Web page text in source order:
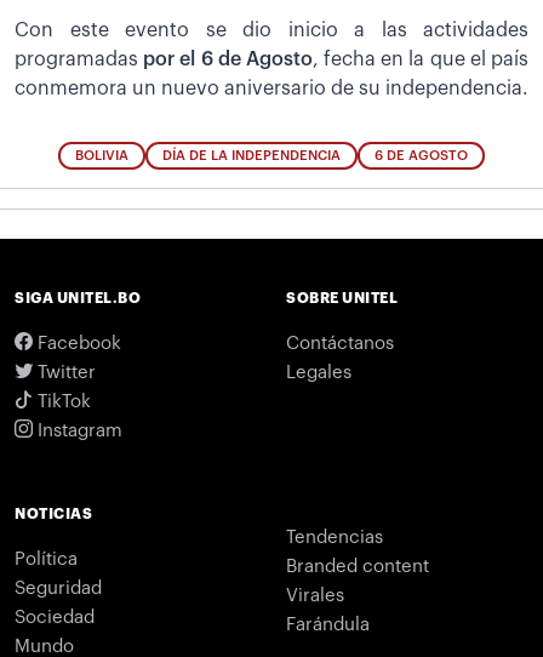
Con este evento se dio inicio a las actividades
programadas por el 6 de Agosto, fecha en la que el país
conmemora un nuevo aniversario de su independencia.
BOLIVIA DÍA DE LA INDEPENDENCIA 6 DE AGOSTO
SIGA UNITEL.BO
Facebook
Twitter
TikTok
Instagram
SOBRE UNITEL
Contáctanos
Legales
NOTICIAS
Política
Seguridad
Sociedad
Mundo
Tendencias
Branded content
Virales
Farándula